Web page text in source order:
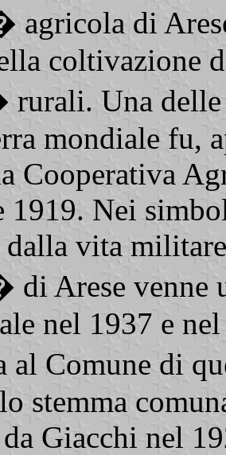
di
coltivazione
Una delle
mondiale fu,
Cooperativa
1919. Nei
dalla vita
Arese venne
nel 1937 e
al Comune di
stemma
Giacchi nel